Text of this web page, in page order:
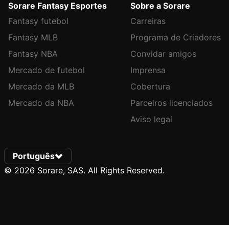
Sorare Fantasy Esportes
Fantasy futebol
Fantasy MLB
Fantasy NBA
Mercado de futebol
Mercado da MLB
Mercado da NBA
Sobre a Sorare
Carreiras
Programa de Criadores
Convidar amigos
Imprensa
Cobertura
Parceiros licenciados
Aviso legal
Português
© 2026 Sorare, SAS. All Rights Reserved.